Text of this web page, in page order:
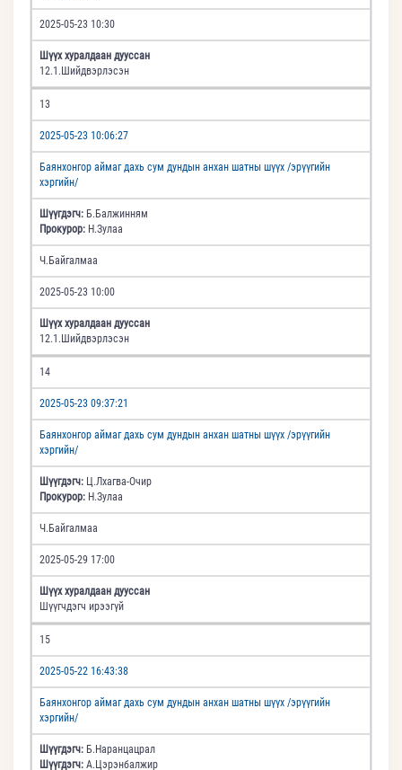
2025-05-23 10:30
Шүүх хуралдаан дууссан
12.1.Шийдвэрлэсэн
13
2025-05-23 10:06:27
Баянхонгор аймаг дахь сум дундын анхан шатны шүүх /эрүүгийн
хэргийн/
Шүүгдэгч: Б.Балжинням
Прокурор: Н.Зулаа
Ч.Байгалмаа
2025-05-23 10:00
Шүүх хуралдаан дууссан
12.1.Шийдвэрлэсэн
14
2025-05-23 09:37:21
Баянхонгор аймаг дахь сум дундын анхан шатны шүүх /эрүүгийн
хэргийн/
Шүүгдэгч: Ц.Лхагва-Очир
Прокурор: Н.Зулаа
Ч.Байгалмаа
2025-05-29 17:00
Шүүх хуралдаан дууссан
Шүүгчдэгч ирээгүй
15
2025-05-22 16:43:38
Баянхонгор аймаг дахь сум дундын анхан шатны шүүх /эрүүгийн
хэргийн/
Шүүгдэгч: Б.Наранцацрал
Шүүгдэгч: А.Цэрэнбалжир